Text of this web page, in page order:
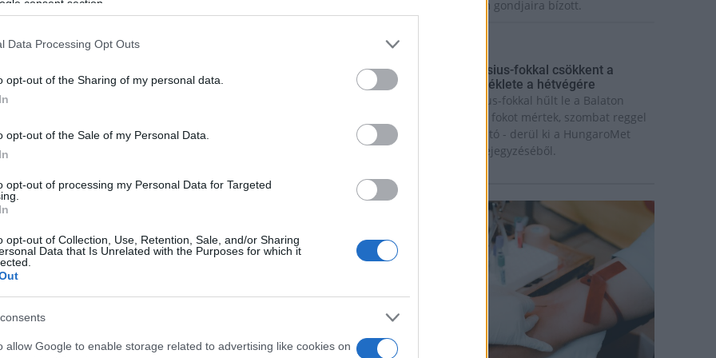
consent section.
Data Processing Opt Outs
opt-out of the Sharing of my personal data.
opt-out of the Sale of my Personal Data.
opt-out of processing my Personal Data for Targeted
opt-out of Collection, Use, Retention, Sale, and/or Sharing
Data that Is Unrelated with the Purposes for which it
allow Google to enable storage related to advertising like cookies on
szakirányú
Országos hírek
elkerülésében
házaspár a pécsi múzeum gondjaira bízott.
Országos hírek
Egy hét alatt közel 6 Celsius-fokkal csökkent a
Balaton vizének hőmérséklete a hétvégére
Egy hét alatt közel 6 Celsius-fokkal hűlt le a Balaton
vize: míg július 18-án 26,6 fokot mértek, szombat reggel
már csak 20,8 fokos volt a tó - derül ki a HungaroMet
Zrt. szombati Facebook-bejegyzéséből.